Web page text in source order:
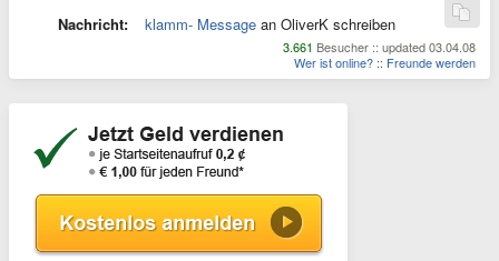
Nachricht: klamm- Message an OliverK schreiben
3.661 Besucher :: updated 03.04.08
Wer ist online? :: Freunde werden